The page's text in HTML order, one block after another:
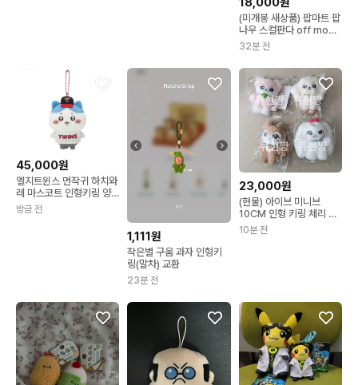
(미개봉 새상품) 팝마트 팝
나우 스컬판다 off mode
인형 키링
32분 전
45,000원
엘지트윈스 먼작귀 하치와
레 마스코트 인형키링 양
도
방금 전
1,111원
작은별 구움 과자 인형키
링(말차) 교환
23분 전
23,000원
(현물) 아이브 미니브
10CM 인형 키링 체리 달
이 강안지 이랑이 미개봉
양도
10분 전